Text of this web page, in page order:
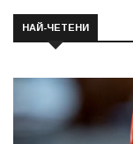
НАЙ-ЧЕТЕНИ